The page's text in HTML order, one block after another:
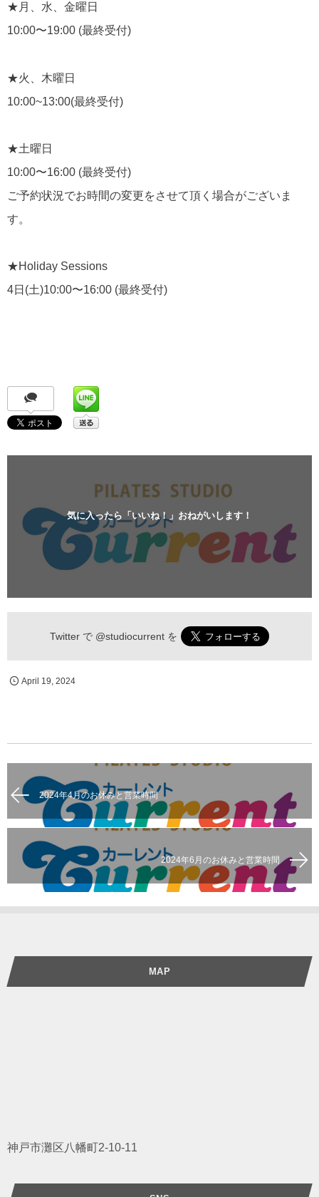
★月、水、金曜日
10:00〜19:00 (最終受付)
★火、木曜日
10:00~13:00(最終受付)
★土曜日
10:00〜16:00 (最終受付)
ご予約状況でお時間の変更をさせて頂く場合がございま
す。
★Holiday Sessions
4日(土)10:00〜16:00 (最終受付)
気に入ったら「いいね！」おねがいします！
Twitter で @studiocurrent を
April 19, 2024
2024年4月のお休みと営業時間
2024年6月のお休みと営業時間
MAP
神戸市灘区八幡町2-10-11